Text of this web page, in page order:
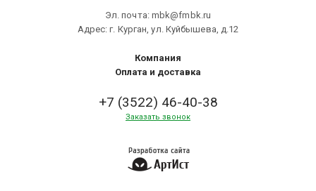
Эл. почта: mbk@fmbk.ru
Адрес: г. Курган, ул. Куйбышева, д.12
Компания
Оплата и доставка
+7 (3522) 46-40-38
Заказать звонок